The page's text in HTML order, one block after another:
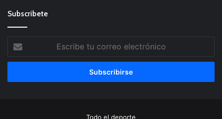
Subscribete
tu
correo
Todo el deporte